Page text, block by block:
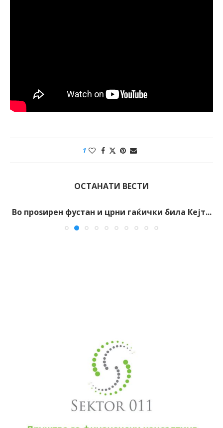
1
ОСТАНАТИ ВЕСТИ
Во проѕирен фустан и црни гаќички била Кејт...